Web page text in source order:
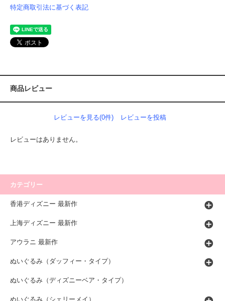
特定商取引法に基づく表記
商品レビュー
レビューを見る(0件) レビューを投稿
レビューはありません。
カテゴリー
香港ディズニー 最新作
上海ディズニー 最新作
アウラニ 最新作
ぬいぐるみ（ダッフィー・タイプ）
ぬいぐるみ（ディズニーベア・タイプ）